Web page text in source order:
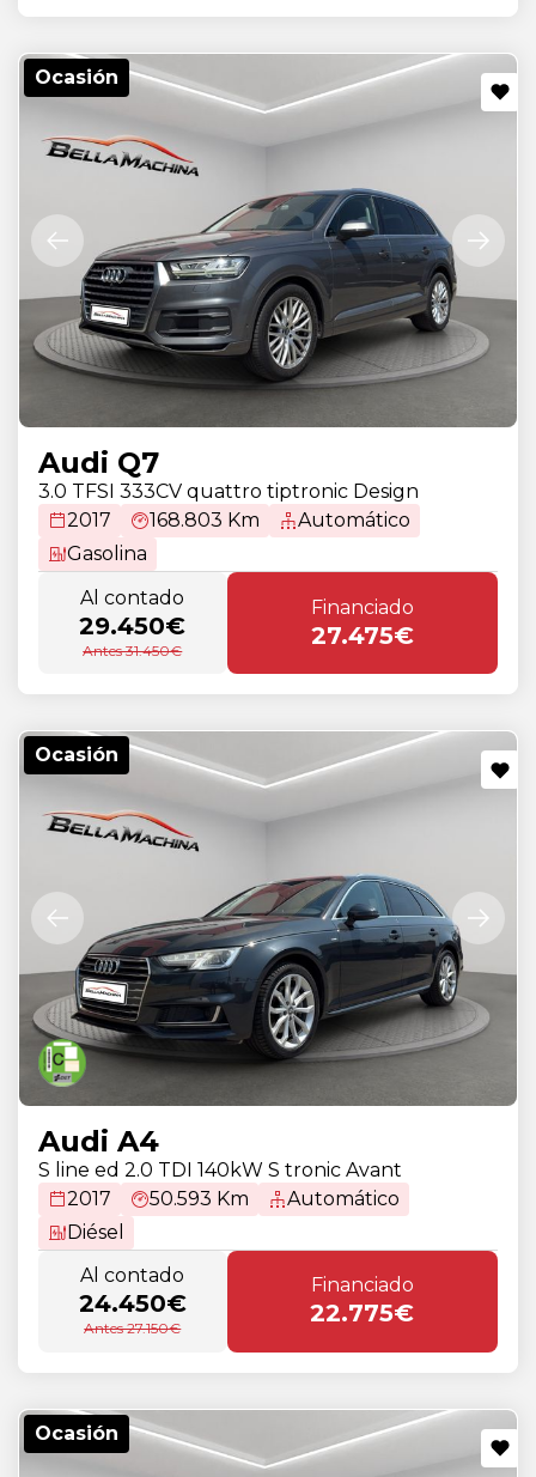
Ocasión
Audi Q7
3.0 TFSI 333CV quattro tiptronic Design
2017
168.803 Km
Automático
Gasolina
Al contado
29.450€
Antes 31.450€
Financiado
27.475€
Ocasión
Audi A4
S line ed 2.0 TDI 140kW S tronic Avant
2017
50.593 Km
Automático
Diésel
Al contado
24.450€
Antes 27.150€
Financiado
22.775€
Ocasión